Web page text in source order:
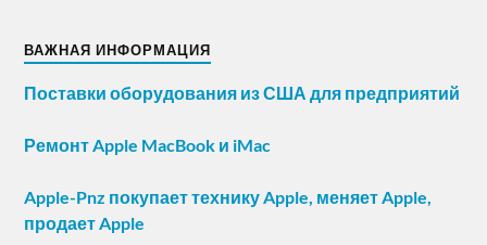
ВАЖНАЯ ИНФОРМАЦИЯ
Поставки оборудования из США для предприятий
Ремонт Apple MacBook и iMac
Apple-Pnz покупает технику Apple, меняет Apple,
продает Apple